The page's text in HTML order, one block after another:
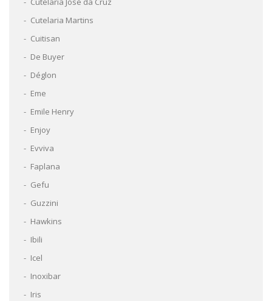
Cutelaria Martins
Cuitisan
De Buyer
Déglon
Eme
Emile Henry
Enjoy
Evviva
Faplana
Gefu
Guzzini
Hawkins
Ibili
Icel
Inoxibar
Iris